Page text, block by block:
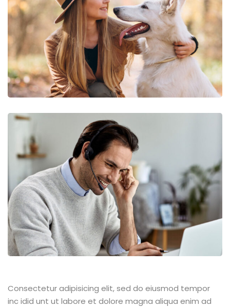
Consectetur adipisicing elit, sed do eiusmod tempor
inc idid unt ut labore et dolore magna aliqua enim ad